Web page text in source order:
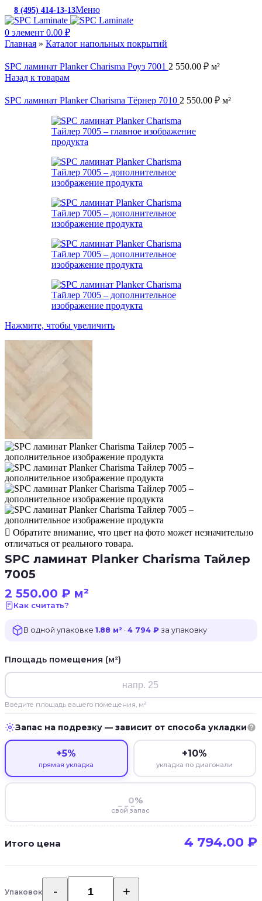
8 (495) 414-13-13Меню
0 элемент 0.00 ₽
Главная » Каталог напольных покрытий
SPC ламинат Planker Charisma Роуз 7001 2 550.00 ₽ м²
Назад к товарам
SPC ламинат Planker Charisma Тёрнер 7010 2 550.00 ₽ м²
Нажмите, чтобы увеличить
Обратите внимание, что цвет на фото может незначительно
отличаться от реального товара.
SPC ламинат Planker Charisma Тайлер
7005
2 550.00 ₽ м²
Как считать?
В одной упаковке 1.88 м² · 4 794 ₽ за упаковку
Площадь помещения (м²)
Введите площадь вашего помещения, м²
Запас на подрезку — зависит от способа укладки
+5%
прямая укладка
+10%
укладка по диагонали
%
свой запас
Итого цена 4 794.00 ₽
УпаковокКоличество